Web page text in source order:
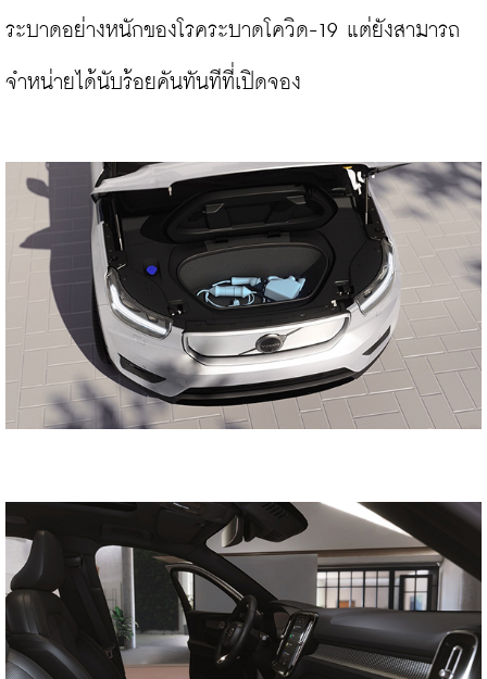
ระบาดอย่างหนักของโรคระบาดโควิด-19 แต่ยังสามารถ
จำหน่ายได้นับร้อยคันทันทีที่เปิดจอง